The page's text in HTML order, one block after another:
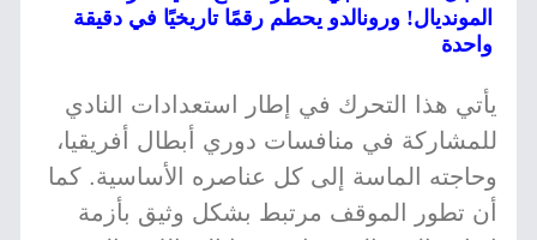
المونديال! ورونالدو يحطم رقمًا تاريخيًا في دقيقة
واحدة
يأتي هذا التحرك في إطار استعدادات النادي
للمشاركة في منافسات دوري أبطال أفريقيا،
وحاجته الماسة إلى كل عناصره الأساسية. كما
أن تطور الموقف مرتبط بشكل وثيق بأزمة